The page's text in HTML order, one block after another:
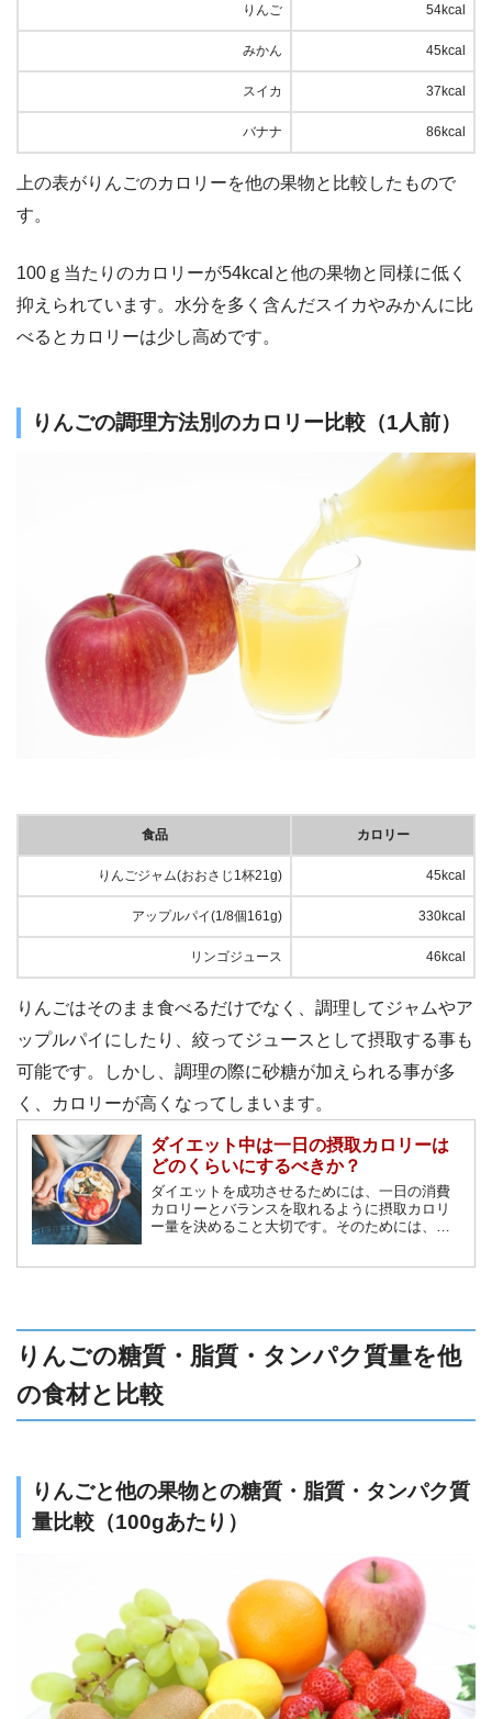
りんご 54kcal
みかん 45kcal
スイカ 37kcal
バナナ 86kcal
上の表がりんごのカロリーを他の果物と比較したもので
す。
100ｇ当たりのカロリーが54kcalと他の果物と同様に低く
抑えられています。水分を多く含んだスイカやみかんに比
べるとカロリーは少し高めです。
りんごの調理方法別のカロリー比較（1人前）
食品 カロリー
りんごジャム(おおさじ1杯21g) 45kcal
アップルパイ(1/8個161g) 330kcal
リンゴジュース 46kcal
りんごはそのまま食べるだけでなく、調理してジャムやア
ップルパイにしたり、絞ってジュースとして摂取する事も
可能です。しかし、調理の際に砂糖が加えられる事が多
く、カロリーが高くなってしまいます。
ダイエット中は一日の摂取カロリーは
どのくらいにするべきか？
ダイエットを成功させるためには、一日の消費
カロリーとバランスを取れるように摂取カロリ
ー量を決めること大切です。そのためには、一
りんごの糖質・脂質・タンパク質量を他
の食材と比較
りんごと他の果物との糖質・脂質・タンパク質
量比較（100gあたり）